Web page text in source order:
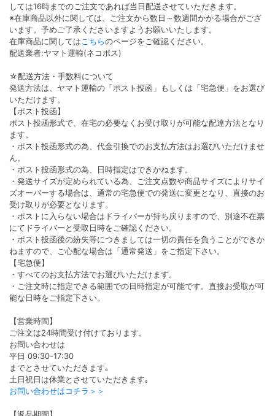
しては16時までのご注文であれば当日配送させていただきます。
※在庫商品以外に関しては、ご注文から数日～数週間かかる場合がござ
います。予めご了承くださいますようお願いいたします。
在庫商品に関しては こちらのページをご確認ください。
配送業者:ヤマト運輸(ネコポス)
☆配送方法・手数料について
発送方法は、ヤマト運輸の「ポスト投函」もしくは「宅急便」をお選び
いただけます。
【ポスト投函】
ポスト投函形式で、在宅の必要なくお受け取りが可能な配達方法となり
ます。
・ポスト投函形式の為、代金引換でのお支払方法はお選びいただけませ
ん。
・ポスト投函形式の為、日時指定はできかねます。
・発送サイズが定められている為、ご注文点数や商品サイズによりサイ
ズオーバーする場合は、通常の宅急便での発送に変更となり、直接のお
受け取りが必要となります。
・ポストに入らない場合はドライバーが持ち戻りますので、別途不在票
にてドライバーと受取日時をご確認ください。
・ポスト投函後の紛失等につきましては一切の責任を負うことができか
ねますので、ご心配な場合は「通常発送」をご指定下さい。
【宅急便】
・すべてのお支払方法でお選びいただけます。
・ご注文時に指定できる範囲での日時指定が可能です。直接お受取が可
能な日時をご指定下さい。
【営業時間】
ご注文は24時間受け付けております。
お問い合わせは
平日 09:30-17:30
までとさせていただきます｡
土日祝日は休業とさせていただきます｡
お問い合わせはコチラ＞＞